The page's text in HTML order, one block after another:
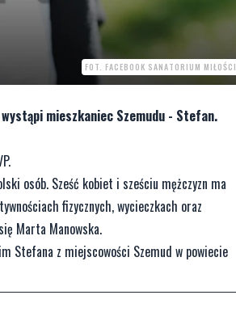
FOT. FACEBOOK SANATORIUM MIŁOŚCI
mieszkaniec Szemudu - Stefan.
osób. Sześć kobiet i sześciu mężczyzn ma
fizycznych, wycieczkach oraz
Marta Manowska.
Stefana z miejscowości Szemud w powiecie